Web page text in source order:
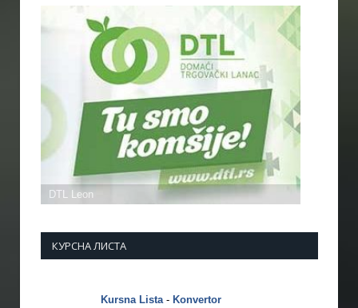
КУРСНА ЛИСТА